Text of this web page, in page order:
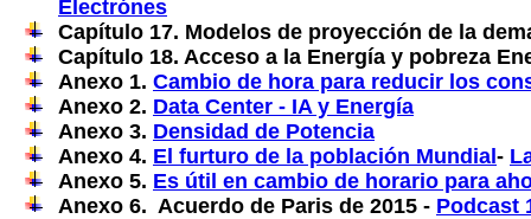
Electrónes
Capítulo 17. Modelos de proyección de la
Capítulo 18. Acceso a la Energía y pobreza
Anexo 1. Cambio de hora para reducir los
Anexo 2. Data Center - IA y Energía
Anexo 3. Densidad de Potencia
Anexo 4. El furturo de la población Mundial -
Anexo 5. Es útil en cambio de horario para
Anexo 6. Acuerdo de Paris de 2015 - Podcast